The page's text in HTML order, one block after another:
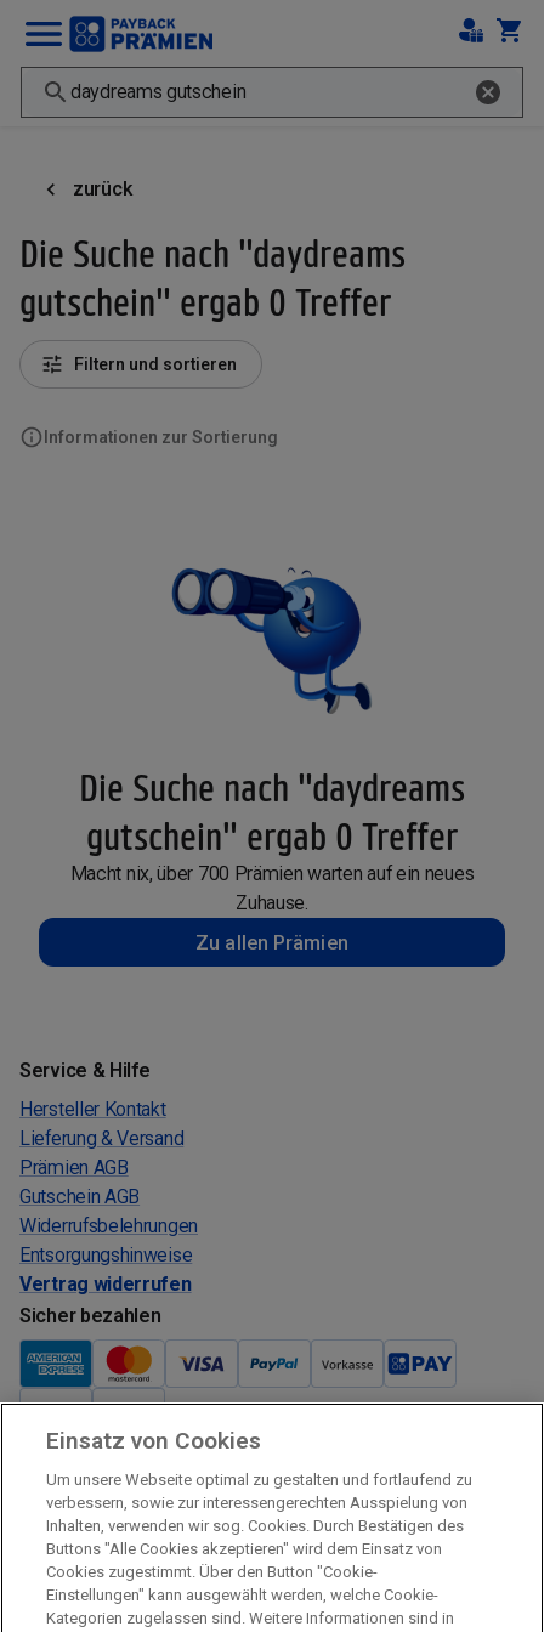
zurück
Die Suche nach "daydreams
gutschein" ergab 0 Treffer
Informationen zur Sortierung
Filtern und sortieren
Die Suche nach "daydreams
gutschein" ergab 0 Treffer
Macht nix, über 700 Prämien warten auf ein neues
Zuhause.
Zu allen Prämien
Service & Hilfe
Hersteller Kontakt
Lieferung & Versand
Prämien AGB
Gutschein AGB
Widerrufsbelehrungen
Entsorgungshinweise
Vertrag widerrufen
Sicher bezahlen
Verkauf und Versand
Kostenloser Versand:
Verkauf und Versand durch:
Verkauf Gutscheine durch:
Sicher einkaufen
Einsatz von Cookies
Um unsere Webseite optimal zu gestalten und fortlaufend zu
verbessern, sowie zur interessengerechten Ausspielung von
Inhalten, verwenden wir sog. Cookies. Durch Bestätigen des
Buttons "Alle Cookies akzeptieren" wird dem Einsatz von
Cookies zugestimmt. Über den Button "Cookie-
Einstellungen" kann ausgewählt werden, welche Cookie-
Kategorien zugelassen sind. Weitere Informationen sind in